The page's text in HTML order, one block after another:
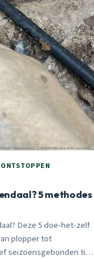
ONTSTOPPEN
5 methodes
Deze 5 doe-het-zelf
plopper tot
seizoensgebonden tips